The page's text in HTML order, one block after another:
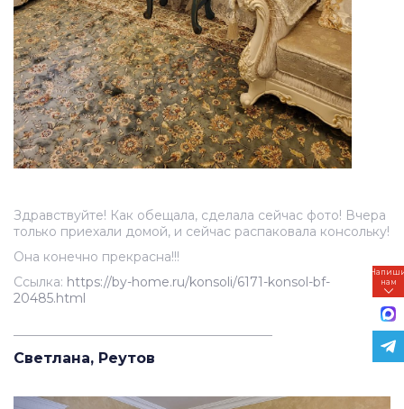
Здравствуйте! Как обещала, сделала сейчас фото! Вчера
только приехали домой, и сейчас распаковала консольку!
Она конечно прекрасна!!!
Ссылка: https://by-home.ru/konsoli/6171-konsol-bf-
20485.html
Светлана, Реутов
нам